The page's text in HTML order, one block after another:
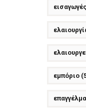
εισαγωγές
εμπόριο